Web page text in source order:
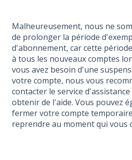
Malheureusement, nous ne
de prolonger la période
d'abonnement, car cette
à tous les nouveaux comptes
vous avez besoin d'une
votre compte, nous vous
contacter le service
obtenir de l'aide. Vous pouvez
fermer votre compte
reprendre au moment qui vous